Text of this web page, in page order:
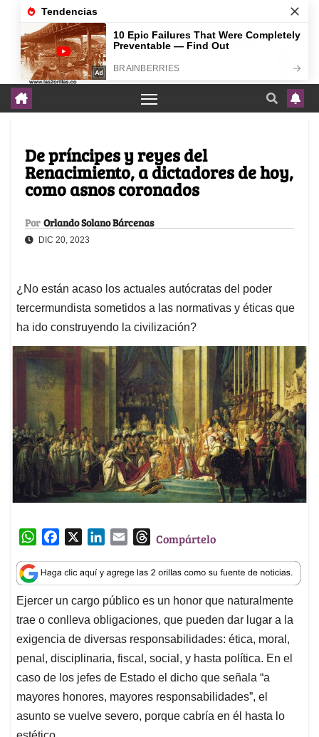
De príncipes y reyes del
Renacimiento, a dictadores de hoy,
como asnos coronados
Por Orlando Solano Bárcenas
DIC 20, 2023
¿No están acaso los actuales autócratas del poder
tercermundista sometidos a las normativas y éticas que
ha ido construyendo la civilización?
W
a
t
s
A
p
p
c
e
b
o
o
k
n
k
e
d
I
n
a
i
l
T
r
e
a
d
s
Compártelo
Ejercer un cargo público es un honor que naturalmente
trae o conlleva obligaciones, que pueden dar lugar a la
exigencia de diversas responsabilidades: ética, moral,
penal, disciplinaria, fiscal, social, y hasta política. En el
caso de los jefes de Estado el dicho que señala “a
mayores honores, mayores responsabilidades”, el
asunto se vuelve severo, porque cabría en él hasta lo